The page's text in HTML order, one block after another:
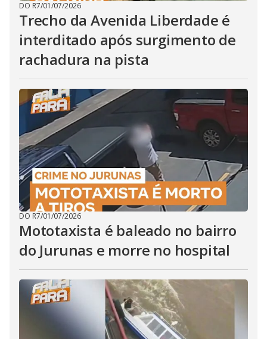
DO R7/01/07/2026
Trecho da Avenida Liberdade é
interditado após surgimento de
rachadura na pista
DO R7/01/07/2026
Mototaxista é baleado no bairro
do Jurunas e morre no hospital